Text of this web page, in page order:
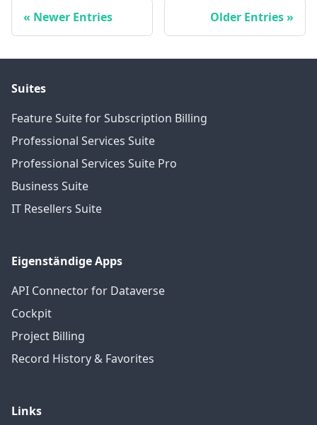
Newer Entries Older Entries
Suites
Feature Suite for Subscription Billing
Professional Services Suite
Professional Services Suite Pro
Business Suite
IT Resellers Suite
Eigenständige Apps
API Connector for Dataverse
Cockpit
Project Billing
Record History & Favorites
Links